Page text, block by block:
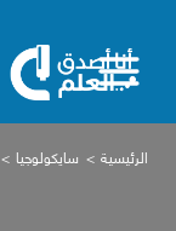
الرئيسية سايكولوجيا